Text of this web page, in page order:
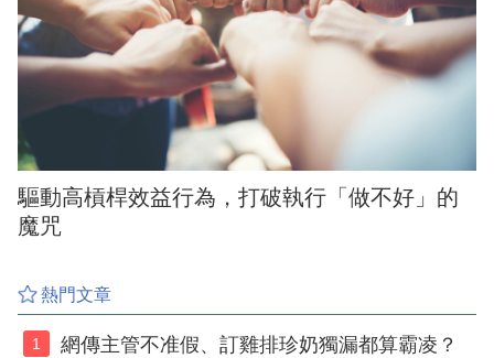
驅動高槓桿效益行為，打破執行「做不好」的
魔咒
熱門文章
1
網傳主管不准假、訂雞排珍奶獨漏都算霸凌？